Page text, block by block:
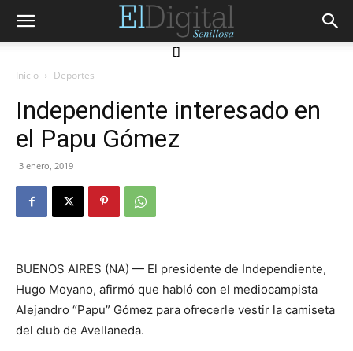
[]
Inicio Deportes
Independiente interesado en
el Papu Gómez
3 enero, 2019
BUENOS AIRES (NA) — El presidente de Independiente,
Hugo Moyano, afirmó que habló con el mediocampista
Alejandro “Papu” Gómez para ofrecerle vestir la camiseta
del club de Avellaneda.